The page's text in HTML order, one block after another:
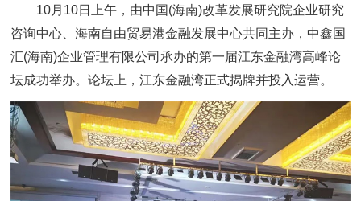
10月10日上午，由中国(海南)改革发展研究院企业研究
咨询中心、海南自由贸易港金融发展中心共同主办，中鑫国
汇(海南)企业管理有限公司承办的第一届江东金融湾高峰论
坛成功举办。论坛上，江东金融湾正式揭牌并投入运营。